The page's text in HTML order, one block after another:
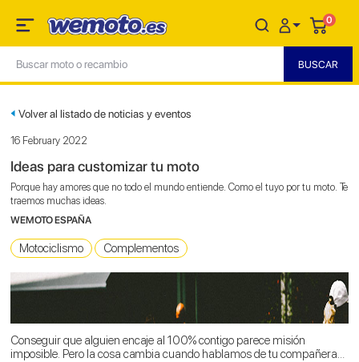
0
Volver al listado de noticias y eventos
16 February 2022
Ideas para customizar tu moto
Porque hay amores que no todo el mundo entiende. Como el tuyo por tu moto. Te
traemos muchas ideas.
WEMOTO ESPAÑA
Motociclismo Complementos
Conseguir que alguien encaje al 100% contigo parece misión
imposible. Pero la cosa cambia cuando hablamos de tu compañera